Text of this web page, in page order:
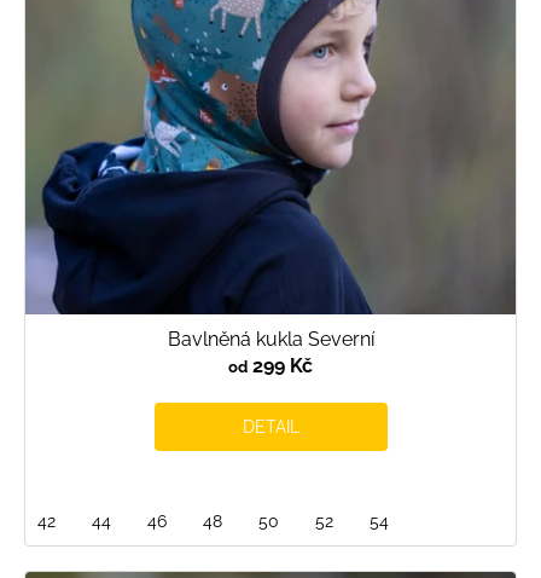
Bavlněná kukla Severní
od 299 Kč
DETAIL
42 44 46 48 50 52 54